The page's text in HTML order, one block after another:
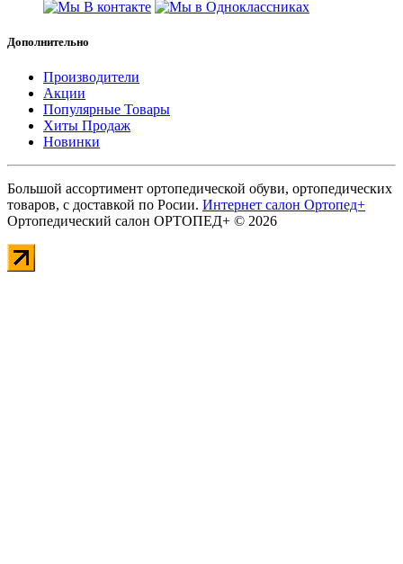
Дополнительно
Производители
Акции
Популярные Товары
Хиты Продаж
Новинки
Большой ассортимент ортопедической обуви, ортопедических
товаров, с доставкой по Росии. Интернет салон Ортопед+
Ортопедический салон ОРТОПЕД+ © 2026